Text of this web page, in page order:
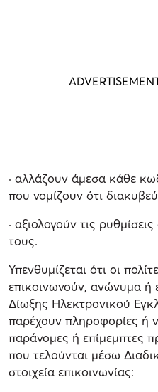
· αλλάζουν άμεσα κάθε
που νομίζουν ότι
· αξιολογούν τις
τους.
Υπενθυμίζεται ότι οι
επικοινωνούν, ανώνυμα ή
Δίωξης Ηλεκτρονικού
παρέχουν πληροφορίες ή
παράνομες ή επίμεμπτες
που τελούνται μέσω
στοιχεία επικοινωνίας: